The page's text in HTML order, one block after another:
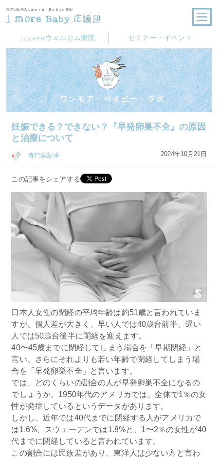
公益財団法人１ｍｏｒｅ Ｂａｂｙ応援団
ふたりめ不妊 ウェルカム病院 セミナー・イベント
ワンモア・ベイビー・ラボ
妊娠できる？できない？『早発卵巣不全』の原因
と治療について
専門家記事 2024年10月21日
この記事をシェアする
日本人女性の閉経の平均年齢は約51歳と言われていま
すが、個人差が大きく、早い人では40歳台前半、遅い
人では50歳台後半に閉経を迎えます。
40〜45歳までに閉経してしまう場合を「早期閉経」と
言い、さらにそれよりも若い年齢で閉経してしまう場
合を「早発卵巣不全」と言います。
では、どのくらいの割合の人が早発卵巣不全になるの
でしょうか。1950年代のアメリカでは、全体で1％の女
性が発症しているというデータがあります。
しかし、近年では40代までに閉経する人がアメリカで
は1.6%、スウェーデンでは1.8%と、1〜2％の女性が40
代までに閉経していると言われています。
この割合には民族差があり、東洋人は少ない方と言わ